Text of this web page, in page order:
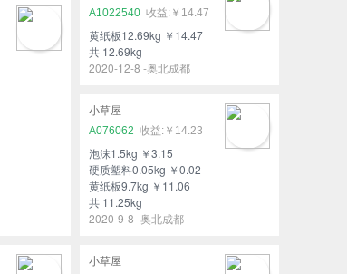
A1022540
￥14.47
黄纸板12.69kg ￥14.47
共 12.69kg
2020-12-8 -奥北成都
小草屋
A076062
￥14.23
泡沫1.5kg ￥3.15
硬质塑料0.05kg ￥0.02
黄纸板9.7kg ￥11.06
共 11.25kg
2020-9-8 -奥北成都
小草屋